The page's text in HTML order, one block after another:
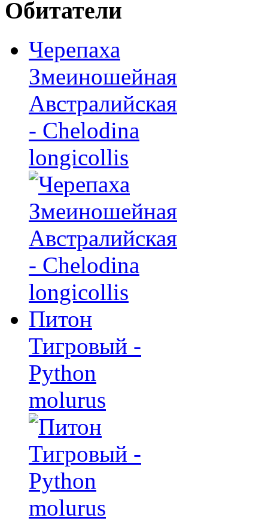
Обитатели
Черепаха
Змеиношейная
Австралийская
- Chelodina
longicollis
Питон
Тигровый -
Python
molurus